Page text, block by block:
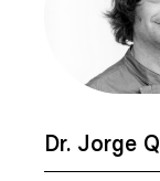
Dr. Jorge